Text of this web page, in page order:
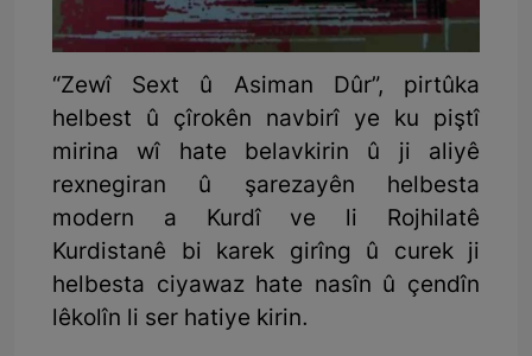
“Zewî Sext û Asiman Dûr”, pirtûka
helbest û çîrokên navbirî ye ku piştî
mirina wî hate belavkirin û ji aliyê
rexnegiran û şarezayên helbesta
modern a Kurdî ve li Rojhilatê
Kurdistanê bi karek girîng û curek ji
helbesta ciyawaz hate nasîn û çendîn
lêkolîn li ser hatiye kirin.